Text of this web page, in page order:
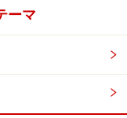
寄せるのです。
の婚活応援しま
ーマ